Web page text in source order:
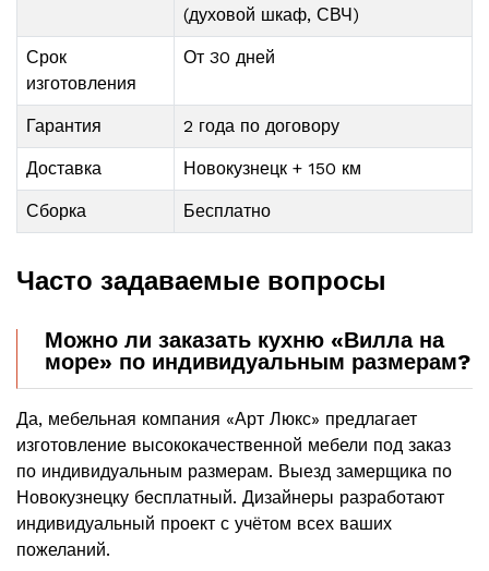
(духовой шкаф, СВЧ)
Срок
изготовления
От 30 дней
Гарантия 2 года по договору
Доставка Новокузнецк + 150 км
Сборка Бесплатно
Часто задаваемые вопросы
Можно ли заказать кухню «Вилла на
море» по индивидуальным размерам?
Да, мебельная компания «Арт Люкс» предлагает
изготовление высококачественной мебели под заказ
по индивидуальным размерам. Выезд замерщика по
Новокузнецку бесплатный. Дизайнеры разработают
индивидуальный проект с учётом всех ваших
пожеланий.